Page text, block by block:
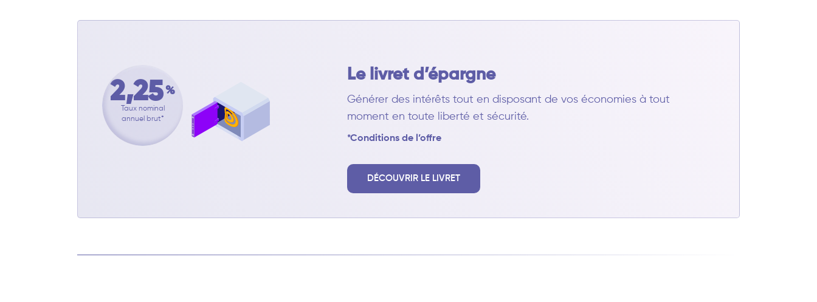
2,25 %
Taux nominal
annuel brut*
Le livret d’épargne
Générer des intérêts tout en disposant de vos économies à tout
moment en toute liberté et sécurité.
*Conditions de l’offre
DÉCOUVRIR LE LIVRET